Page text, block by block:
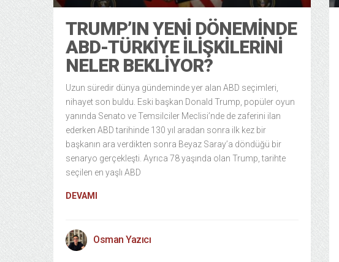
TRUMP’IN YENI DÖNEMINDE
ABD-TÜRKIYE İLIŞKILERINI
NELER BEKLIYOR?
Uzun süredir dünya gündeminde yer alan ABD seçimleri,
nihayet son buldu. Eski başkan Donald Trump, popüler oyun
yanında Senato ve Temsilciler Meclisi’nde de zaferini ilan
ederken ABD tarihinde 130 yıl aradan sonra ilk kez bir
başkanın ara verdikten sonra Beyaz Saray’a döndüğü bir
senaryo gerçekleşti. Ayrıca 78 yaşında olan Trump, tarihte
seçilen en yaşlı ABD
DEVAMI
Osman Yazıcı